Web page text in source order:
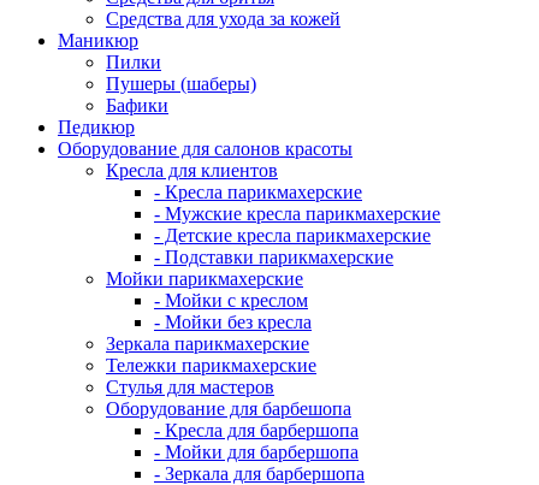
Средства для ухода за кожей
Маникюр
Пилки
Пушеры (шаберы)
Бафики
Педикюр
Оборудование для салонов красоты
Кресла для клиентов
- Кресла парикмахерские
- Мужские кресла парикмахерские
- Детские кресла парикмахерские
- Подставки парикмахерские
Мойки парикмахерские
- Мойки с креслом
- Мойки без кресла
Зеркала парикмахерские
Тележки парикмахерские
Стулья для мастеров
Оборудование для барбешопа
- Кресла для барбершопа
- Мойки для барбершопа
- Зеркала для барбершопа